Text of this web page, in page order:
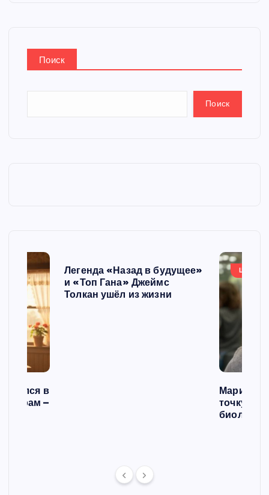
Поиск
Поиск
в
–
Легенда «Назад в будущее»
и «Топ Гана» Джеймс
Толкан ушёл из жизни
Мария
точку в